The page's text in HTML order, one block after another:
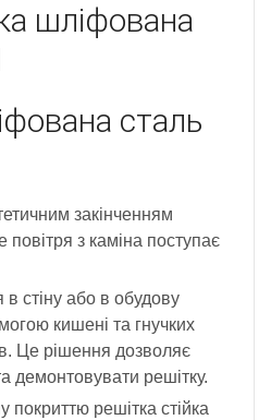
шліфована
сталь
закінченням
повітря з каміна поступає
стіну або в обудову
кишені та гнучких
Це рішення дозволяє
демонтовувати решітку.
решітка стійка